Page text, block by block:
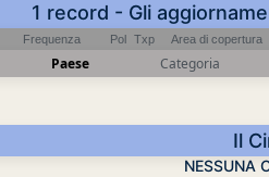
1 record - Gli
Frequenza Pol Txp Area di copertura
Paese Categoria
Il
NESSUNA